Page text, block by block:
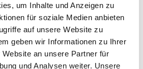
um Inhalte und Anzeigen zu
für soziale Medien anbieten
auf unsere Website zu
geben wir Informationen zu Ihrer
an unsere Partner für
und Analysen weiter. Unsere